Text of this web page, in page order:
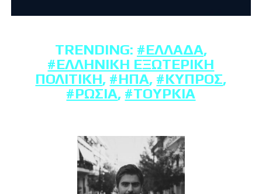
TRENDING: #ΕΛΛΆΔΑ,
#ΕΛΛΗΝΙΚΉ ΕΞΩΤΕΡΙΚΉ
ΠΟΛΙΤΙΚΉ, #ΗΠΑ, #ΚΎΠΡΟΣ,
#ΡΩΣΊΑ, #ΤΟΥΡΚΊΑ